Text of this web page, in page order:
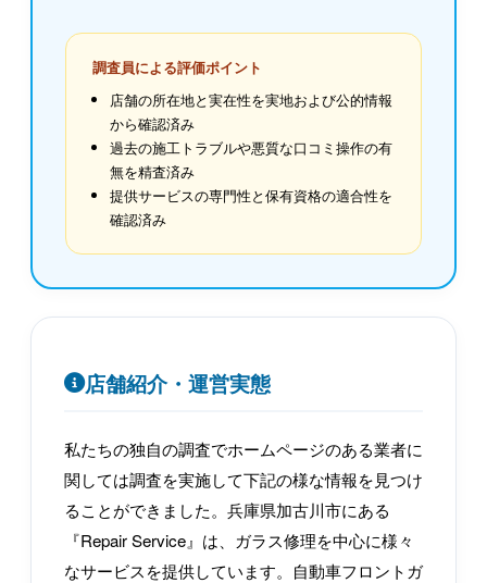
調査員による評価ポイント
店舗の所在地と実在性を実地および公的情報
から確認済み
過去の施工トラブルや悪質な口コミ操作の有
無を精査済み
提供サービスの専門性と保有資格の適合性を
確認済み
店舗紹介・運営実態
私たちの独自の調査でホームページのある業者に
関しては調査を実施して下記の様な情報を見つけ
ることができました。兵庫県加古川市にある
『Repair Service』は、ガラス修理を中心に様々
なサービスを提供しています。自動車フロントガ